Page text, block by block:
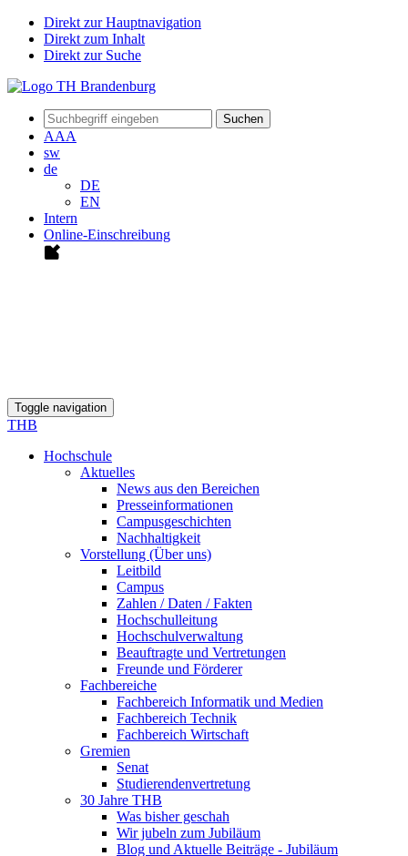
Direkt zur Hauptnavigation
Direkt zum Inhalt
Direkt zur Suche
Suchen
AAA
sw
de
DE
EN
Intern
Online-Einschreibung
Toggle navigation
THB
Hochschule
Aktuelles
News aus den Bereichen
Presseinformationen
Campusgeschichten
Nachhaltigkeit
Vorstellung (Über uns)
Leitbild
Campus
Zahlen / Daten / Fakten
Hochschulleitung
Hochschulverwaltung
Beauftragte und Vertretungen
Freunde und Förderer
Fachbereiche
Fachbereich Informatik und Medien
Fachbereich Technik
Fachbereich Wirtschaft
Gremien
Senat
Studierendenvertretung
30 Jahre THB
Was bisher geschah
Wir jubeln zum Jubiläum
Blog und Aktuelle Beiträge - Jubiläum